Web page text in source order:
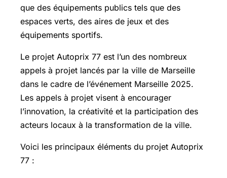
que des équipements publics tels que des
espaces verts, des aires de jeux et des
équipements sportifs.
Le projet Autoprix 77 est l’un des nombreux
appels à projet lancés par la ville de Marseille
dans le cadre de l’événement Marseille 2025.
Les appels à projet visent à encourager
l’innovation, la créativité et la participation des
acteurs locaux à la transformation de la ville.
Voici les principaux éléments du projet Autoprix
77 :